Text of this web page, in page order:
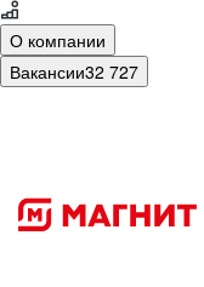
О компании
Вакансии32 727